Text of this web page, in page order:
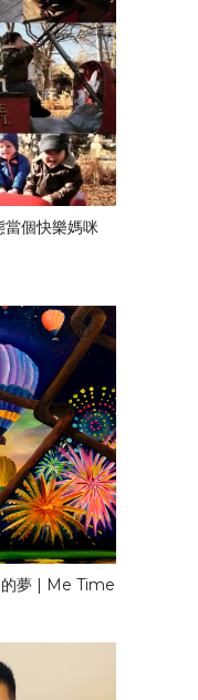
當個快樂媽咪
的夢 | Me Time